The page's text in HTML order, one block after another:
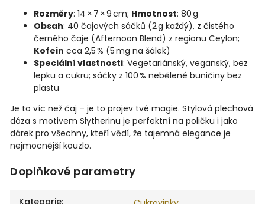
Rozměry: 14 × 7 × 9 cm; Hmotnost: 80 g
Obsah: 40 čajových sáčků (2 g každý), z čistého
černého čaje (Afternoon Blend) z regionu Ceylon;
Kofein cca 2,5 % (5 mg na šálek)
Speciální vlastnosti: Vegetariánský, veganský, bez
lepku a cukru; sáčky z 100 % nebělené buničiny bez
plastu
Je to víc než čaj – je to projev tvé magie. Stylová plechová
dóza s motivem Slytherinu je perfektní na poličku i jako
dárek pro všechny, kteří vědí, že tajemná elegance je
nejmocnější kouzlo.
Doplňkové parametry
Kategorie: